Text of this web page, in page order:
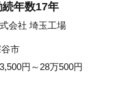
年数17年
会社 埼玉工場
市
円～28万500円